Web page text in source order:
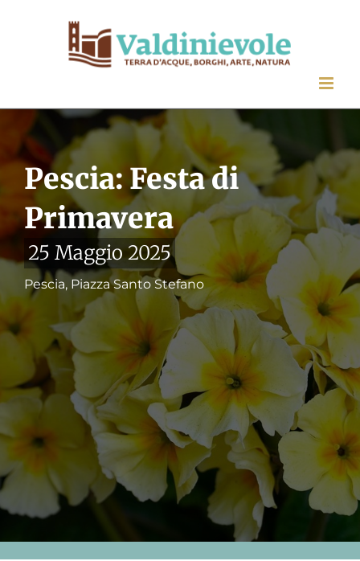
Pescia: Festa di
Primavera
25 Maggio 2025
Pescia, Piazza Santo Stefano